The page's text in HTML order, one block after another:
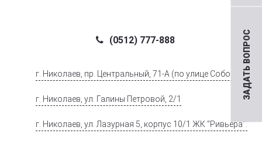
ЗАДАТЬ ВОПРОС
(0512) 777-888
г. Николаев, пр. Центральный, 71-А (по улице Соборной)
г. Николаев, ул. Галины Петровой, 2/1
г. Николаев, ул. Лазурная 5, корпус 10/1 ЖК "Ривьера".